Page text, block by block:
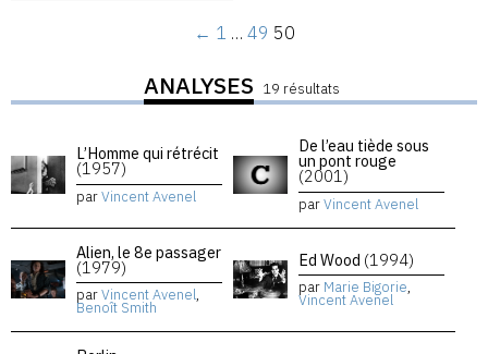
← 1 … 49 50
ANALYSES 19 résultats
L’Homme qui rétrécit
(1957)
parVincent Avenel
De l’eau tiède sous
un pont rouge
(2001)
parVincent Avenel
Alien, le 8e passager
(1979)
parVincent Avenel,
Benoît Smith
Ed Wood (1994)
par Marie Bigorie,
Vincent Avenel